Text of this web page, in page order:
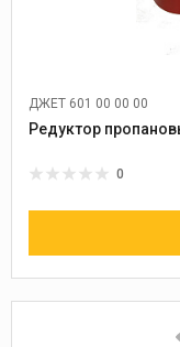
ДЖЕТ 601 00 00 00
0